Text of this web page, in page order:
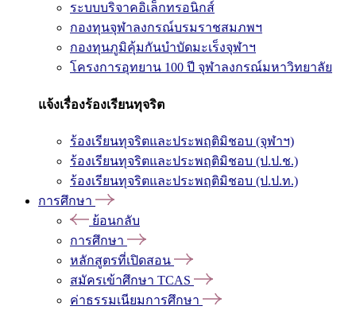
ระบบบริจาคอิเล็กทรอนิกส์
กองทุนจุฬาลงกรณ์บรมราชสมภพฯ
กองทุนภูมิคุ้มกันบำบัดมะเร็งจุฬาฯ
โครงการอุทยาน 100 ปี จุฬาลงกรณ์มหาวิทยาลัย
แจ้งเรื่องร้องเรียนทุจริต
ร้องเรียนทุจริตและประพฤติมิชอบ (จุฬาฯ)
ร้องเรียนทุจริตและประพฤติมิชอบ (ป.ป.ช.)
ร้องเรียนทุจริตและประพฤติมิชอบ (ป.ป.ท.)
การศึกษา
ย้อนกลับ
การศึกษา
หลักสูตรที่เปิดสอน
สมัครเข้าศึกษา TCAS
ค่าธรรมเนียมการศึกษา